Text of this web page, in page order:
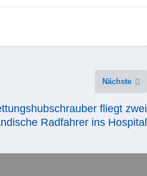
Nächste
fliegt zwei
Radfahrer ins Hospital